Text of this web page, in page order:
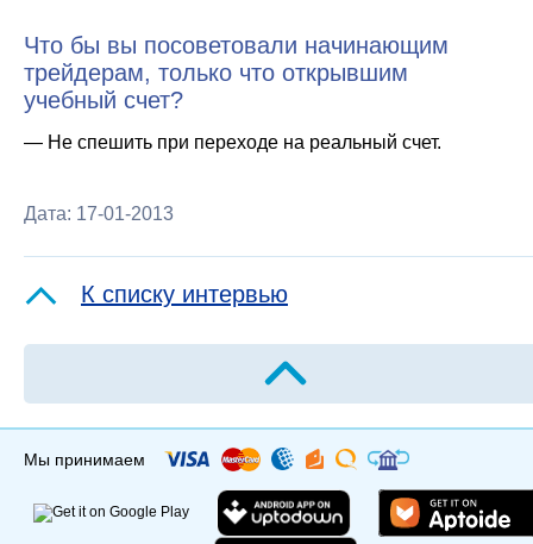
Что бы вы посоветовали начинающим
трейдерам, только что открывшим
учебный счет?
— Не спешить при переходе на реальный счет.
Дата: 17-01-2013
К списку интервью
Мы принимаем